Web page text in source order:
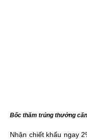
Bốc thăm trúng thưởng
Nhận chiết khấu ngay